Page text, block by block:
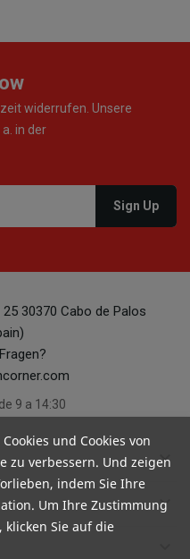
widerrufen. Unsere
in der
30370 Cabo de Palos
9 a 14:30
keyboard_arrow_down
keyboard_arrow_down
und Cookies von
zu verbessern. Und zeigen
indem Sie Ihre
Um Ihre Zustimmung
Sie auf die